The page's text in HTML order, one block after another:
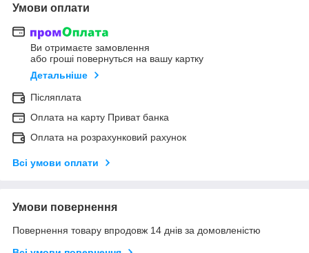
Умови оплати
Ви отримаєте замовлення
або гроші повернуться на вашу картку
Детальніше
Післяплата
Оплата на карту Приват банка
Оплата на розрахунковий рахунок
Всі умови оплати
Умови повернення
Повернення товару впродовж 14 днів за домовленістю